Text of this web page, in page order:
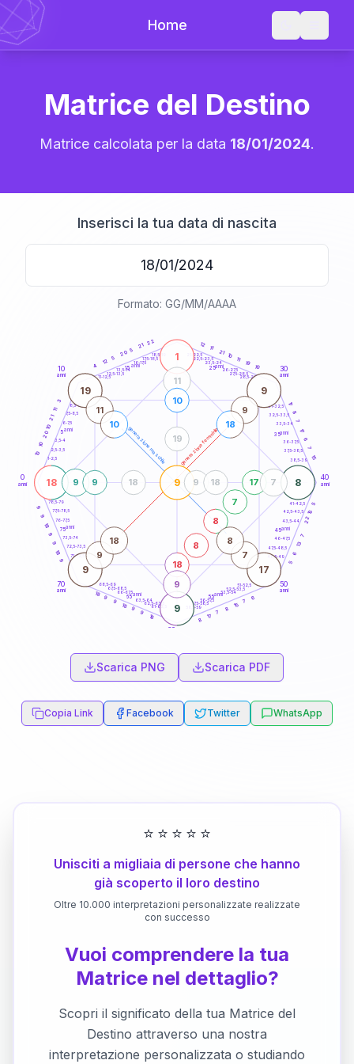
Home
Matrice del Destino
Matrice calcolata per la data 18/01/2024.
Inserisci la tua data di nascita
Formato: GG/MM/AAAA
generazione maschile generazione femminile
0
anni
10
anni
30
anni
40
anni
50
anni
60
70
anni
1-2,5
2,5-3,5
3,5-4
6-7,5
7,5-8,5
8,5-9
11-12,5
12,5-13,5
13,5-14
16-17,5
17,5-18,5
18,5-19
21-22,5
22,5-23,5
23,5-24
26-27,5
27,5-28,5
28,5-29
31-32,5
32,5-33,5
33,5-34
36-37,5
37,5-38,5
38,5-39
41-42,5
42,5-43,5
43,5-44
46-47,5
47,5-48,5
48,5-49
51-52,5
52,5-53,5
53,5-54
56-57,5
57,5-58,5
58,5-59
61-62,5
62,5-63,5
63,5-64
66-67,5
67,5-68,5
68,5-69
71-72,5
72,5-73,5
73,5-74
76-77,5
77,5-78,5
78,5-79
10
10
20
10
21
11
3
4
12 5
20 5
21
22 12 11
21
10
11
19
10
17
8
7
17
6
7
15
5
15
22
7
13
6
5
6
7
15
8
7
17
8
18
9
9
18
9
9
18
9
18
9
9
18
9
9
18
1
8
9
9
19 9
9 17
18
8
8
7
17
9
11
7
9
9
10
9 18
18
19
11
10
9
18
9
18
7
8
5anni
15 anni 25anni
35anni
45anni
55anni
65anni
75anni
Scarica PNG Scarica PDF
Copia Link Facebook Twitter WhatsApp
⭐ ⭐ ⭐ ⭐ ⭐
Unisciti a migliaia di persone che hanno
già scoperto il loro destino
Oltre 10.000 interpretazioni personalizzate realizzate
con successo
Vuoi comprendere la tua
Matrice nel dettaglio?
Scopri il significato della tua Matrice del
Destino attraverso una nostra
interpretazione personalizzata o studiando